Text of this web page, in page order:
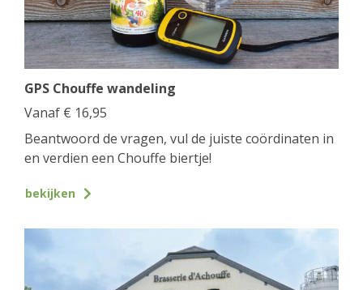
GPS Chouffe wandeling
Vanaf € 16,95
Beantwoord de vragen, vul de juiste coördinaten in
en verdien een Chouffe biertje!
bekijken